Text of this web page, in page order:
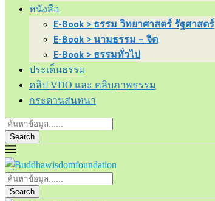
หนังสือ
E-Book > ธรรม วิทยาศาสตร์ รัฐศาสตร์
E-Book > นามธรรม – จิต
E-Book > ธรรมทั่วไป
ประเด็นธรรม
คลิป VDO และ คลิบภาพธรรม
กระดานสนทนา
Search
Search